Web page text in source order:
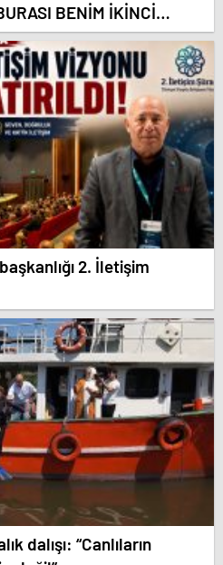
BENİM İKİNCİ
2. İletişim
dalışı: “Canlıların